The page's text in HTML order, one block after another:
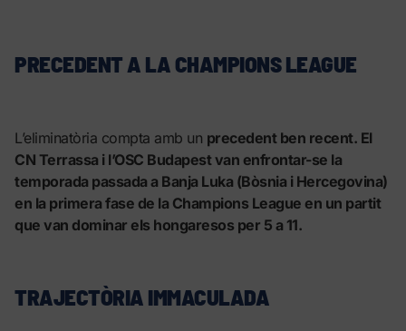
PRECEDENT A LA CHAMPIONS LEAGUE
L’eliminatòria compta amb un precedent ben recent. El
CN Terrassa i l’OSC Budapest van enfrontar-se la
temporada passada a Banja Luka (Bòsnia i Hercegovina)
en la primera fase de la Champions League en un partit
que van dominar els hongaresos per 5 a 11.
TRAJECTÒRIA IMMACULADA